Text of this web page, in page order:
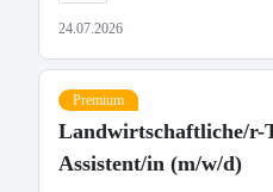
24.07.2026
Premium
Landwirtschaftliche/r-
Assistent/in (m/w/d)